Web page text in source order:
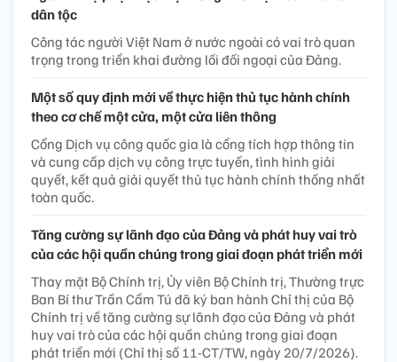
dân tộc
Công tác người Việt Nam ở nước ngoài có vai trò quan
trọng trong triển khai đường lối đối ngoại của Đảng.
Một số quy định mới về thực hiện thủ tục hành chính
theo cơ chế một cửa, một cửa liên thông
Cổng Dịch vụ công quốc gia là cổng tích hợp thông tin
và cung cấp dịch vụ công trực tuyến, tình hình giải
quyết, kết quả giải quyết thủ tục hành chính thống nhất
toàn quốc.
Tăng cường sự lãnh đạo của Đảng và phát huy vai trò
của các hội quần chúng trong giai đoạn phát triển mới
Thay mặt Bộ Chính trị, Ủy viên Bộ Chính trị, Thường trực
Ban Bí thư Trần Cẩm Tú đã ký ban hành Chỉ thị của Bộ
Chính trị về tăng cường sự lãnh đạo của Đảng và phát
huy vai trò của các hội quần chúng trong giai đoạn
phát triển mới (Chỉ thị số 11-CT/TW, ngày 20/7/2026).